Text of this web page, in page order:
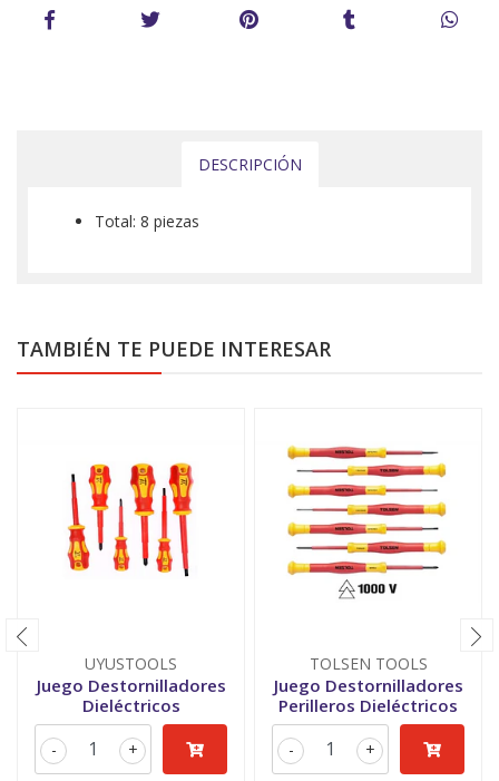
DESCRIPCIÓN
Total: 8 piezas
TAMBIÉN TE PUEDE INTERESAR
UYUSTOOLS
Juego Destornilladores
Dieléctricos
+
-
TOLSEN TOOLS
Juego Destornilladores
Perilleros Dieléctricos
+
-